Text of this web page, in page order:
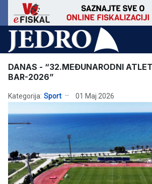
DANAS - “32.MEĐUNARODNI
BAR-2026”
Kategorija: Sport 01 Maj 2026